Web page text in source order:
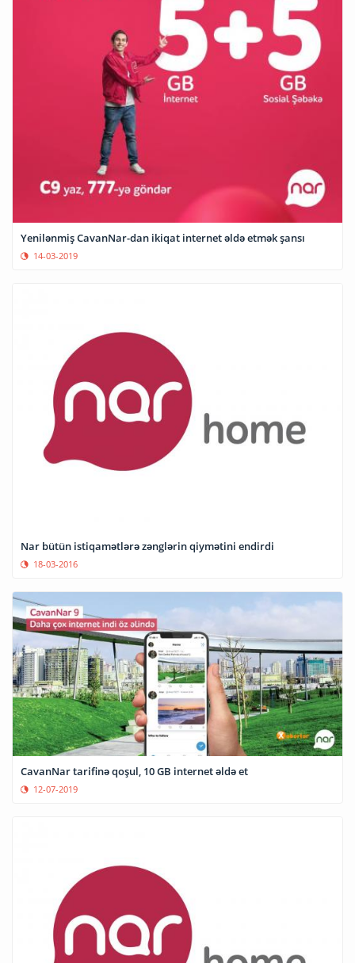
Yenilənmiş CavanNar-dan ikiqat internet əldə etmək şansı
14-03-2019
Nar bütün istiqamətlərə zənglərin qiymətini endirdi
18-03-2016
CavanNar tarifinə qoşul, 10 GB internet əldə et
12-07-2019